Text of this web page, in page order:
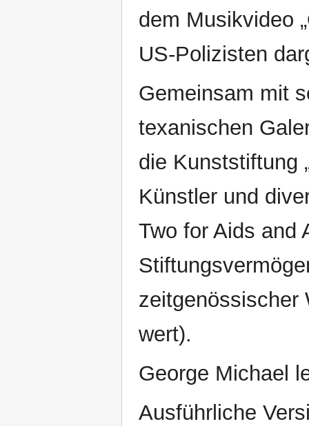
dem Musikvideo
US-Polizisten
Gemeinsam mit
texanischen
die Kunststiftung
Künstler und
Two for Aids and
zeitgenössischer
wert).
George Michael
Ausführliche